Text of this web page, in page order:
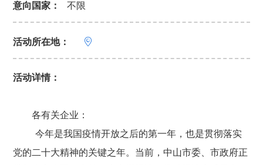
意向国家： 不限
活动所在地： 
活动详情：
各有关企业：
今年是我国疫情开放之后的第一年，也是贯彻落实
党的二十大精神的关键之年。当前，中山市委、市政府正